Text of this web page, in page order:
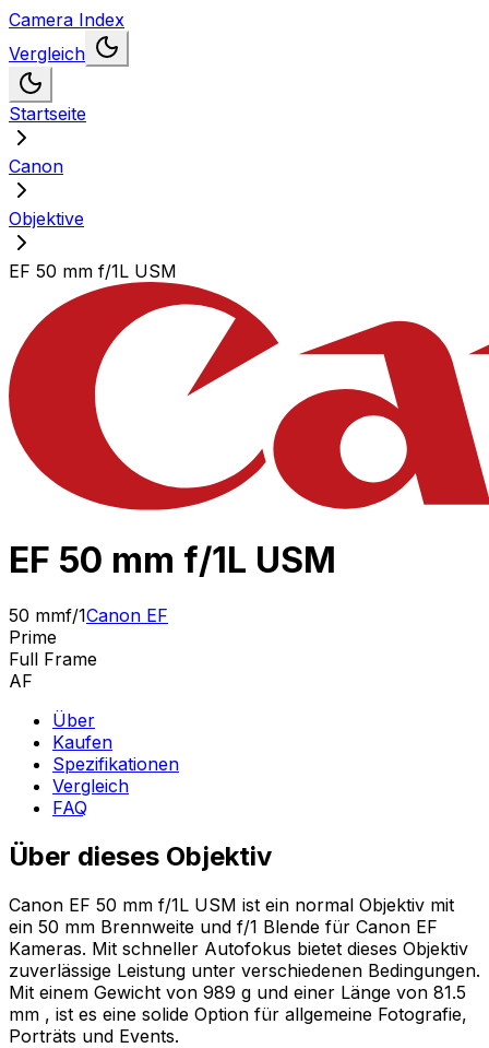
Camera Index
Vergleich
Startseite
Canon
Objektive
EF 50 mm f/1L USM
EF 50 mm f/1L USM
50 mmf/1Canon EF
Prime
Full Frame
AF
Über
Kaufen
Spezifikationen
Vergleich
FAQ
Über dieses Objektiv
Canon EF 50 mm f/1L USM ist ein normal Objektiv mit
ein 50 mm Brennweite und f/1 Blende für Canon EF
Kameras. Mit schneller Autofokus bietet dieses Objektiv
zuverlässige Leistung unter verschiedenen Bedingungen.
Mit einem Gewicht von 989 g und einer Länge von 81.5
mm , ist es eine solide Option für allgemeine Fotografie,
Porträts und Events.